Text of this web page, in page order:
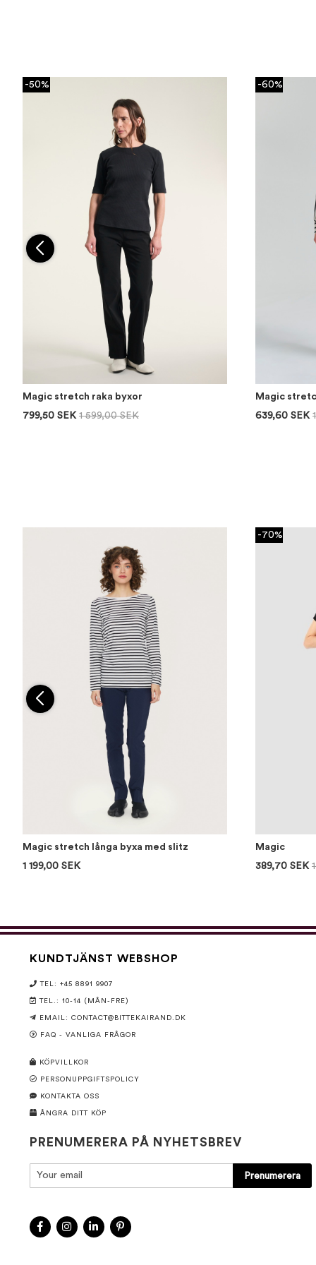
-50%
Magic stretch raka byxor
799,50 SEK 1 599,00 SEK
-60%
Magic
639,60 SEK
Magic stretch långa byxa med slitz
1 199,00 SEK
-70%
Magic
389,70 SEK
KUNDTJÄNST WEBSHOP
TEL: +45 8891 9907
TEL.: 10-14 (MÅN-FRE)
EMAIL: CONTACT@BITTEKAIRAND.DK
FAQ - VANLIGA FRÅGOR
KÖPVILLKOR
PERSONUPPGIFTSPOLICY
KONTAKTA OSS
ÅNGRA DITT KÖP
PRENUMERERA PÅ NYHETSBREV
Prenumerera